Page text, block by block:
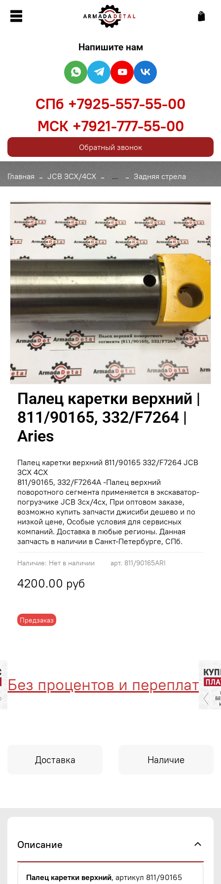
Главная JCB 3CX/4CX ... Задняя стрела
арт. 811/90165ARI
Наличие: Нет в наличии
Предзаказ
Палец каретки верхний |
811/90165, 332/F7264 |
Aries
4200.00 руб
Палец каретки верхний 811/90165 332/F7264 JCB
3CX 4CX
811/90165, 332/F7264A -Палец верхний
поворотного сегмента применяется в экскаватор-
погрузчике JCB 3cx/4cx, При оптовом заказе,
возможно купить запчасти джисиби дешево и по
низкой цене, Особые условия для сервисных
компаний. Доставка в любые регионы. Данная
запчасть в наличии в Санкт-Петербурге, СПб.
процентов и переплат
Доставка Наличие
Описание
Палец каретки верхний, артикул 811/90165
Напишите нам
СПб +7925-557-55-00
МСК +7921-777-55-00
Обратный звонок